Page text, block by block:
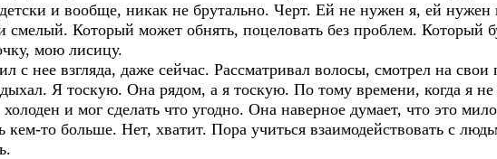
и вообще, никак не брутально. Черт. Ей не нужен я, ей
смелый. Который может обнять, поцеловать без проблем. Который
мою лисицу.
с нее взгляда, даже сейчас. Рассматривал волосы, смотрел на
Я тоскую. Она рядом, а я тоскую. По тому времени, когда я не
холоден и мог сделать что угодно. Она наверное думает, что это
кем-то больше. Нет, хватит. Пора учиться взаимодействовать с